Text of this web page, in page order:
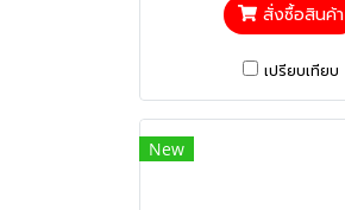
สั่งซื้อสินค้า
เปรียบเทียบ
New